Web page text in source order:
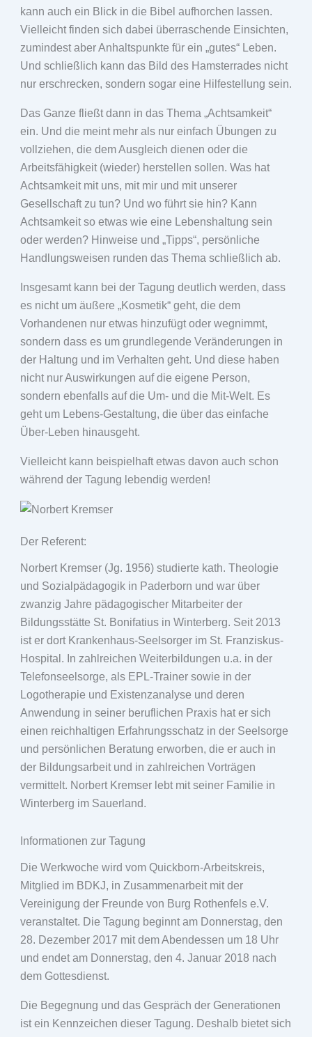
kann auch ein Blick in die Bibel aufhorchen lassen.
Vielleicht finden sich dabei überraschende Einsichten,
zumindest aber Anhaltspunkte für ein „gutes“ Leben.
Und schließlich kann das Bild des Hamsterrades nicht
nur erschrecken, sondern sogar eine Hilfestellung sein.
Das Ganze fließt dann in das Thema „Achtsamkeit“
ein. Und die meint mehr als nur einfach Übungen zu
vollziehen, die dem Ausgleich dienen oder die
Arbeitsfähigkeit (wieder) herstellen sollen. Was hat
Achtsamkeit mit uns, mit mir und mit unserer
Gesellschaft zu tun? Und wo führt sie hin? Kann
Achtsamkeit so etwas wie eine Lebenshaltung sein
oder werden? Hinweise und „Tipps“, persönliche
Handlungsweisen runden das Thema schließlich ab.
Insgesamt kann bei der Tagung deutlich werden, dass
es nicht um äußere „Kosmetik“ geht, die dem
Vorhandenen nur etwas hinzufügt oder wegnimmt,
sondern dass es um grundlegende Veränderungen in
der Haltung und im Verhalten geht. Und diese haben
nicht nur Auswirkungen auf die eigene Person,
sondern ebenfalls auf die Um- und die Mit-Welt. Es
geht um Lebens-Gestaltung, die über das einfache
Über-Leben hinausgeht.
Vielleicht kann beispielhaft etwas davon auch schon
während der Tagung lebendig werden!
Der Referent:
Norbert Kremser (Jg. 1956) studierte kath. Theologie
und Sozialpädagogik in Paderborn und war über
zwanzig Jahre pädagogischer Mitarbeiter der
Bildungsstätte St. Bonifatius in Winterberg. Seit 2013
ist er dort Krankenhaus-Seelsorger im St. Franziskus-
Hospital. In zahlreichen Weiterbildungen u.a. in der
Telefonseelsorge, als EPL-Trainer sowie in der
Logotherapie und Existenzanalyse und deren
Anwendung in seiner beruflichen Praxis hat er sich
einen reichhaltigen Erfahrungsschatz in der Seelsorge
und persönlichen Beratung erworben, die er auch in
der Bildungsarbeit und in zahlreichen Vorträgen
vermittelt. Norbert Kremser lebt mit seiner Familie in
Winterberg im Sauerland.
Informationen zur Tagung
Die Werkwoche wird vom Quickborn-Arbeitskreis,
Mitglied im BDKJ, in Zusammenarbeit mit der
Vereinigung der Freunde von Burg Rothenfels e.V.
veranstaltet. Die Tagung beginnt am Donnerstag, den
28. Dezember 2017 mit dem Abendessen um 18 Uhr
und endet am Donnerstag, den 4. Januar 2018 nach
dem Gottesdienst.
Die Begegnung und das Gespräch der Generationen
ist ein Kennzeichen dieser Tagung. Deshalb bietet sich